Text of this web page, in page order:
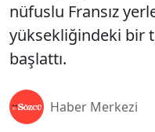
nüfuslu Fransız
yüksekliğindeki bir
başlattı.
Haber Merkezi